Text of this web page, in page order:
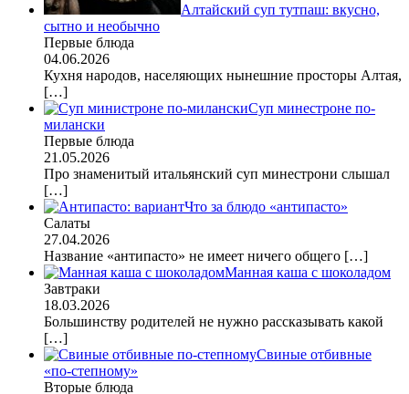
Алтайский суп тутпаш: вкусно,
сытно и необычно
Первые блюда
04.06.2026
Кухня народов, населяющих нынешние просторы Алтая,
[…]
Суп минестроне по-
милански
Первые блюда
21.05.2026
Про знаменитый итальянский суп минестрони слышал
[…]
Что за блюдо «антипасто»
Салаты
27.04.2026
Название «антипасто» не имеет ничего общего […]
Манная каша с шоколадом
Завтраки
18.03.2026
Большинству родителей не нужно рассказывать какой
[…]
Свиные отбивные
«по-степному»
Вторые блюда